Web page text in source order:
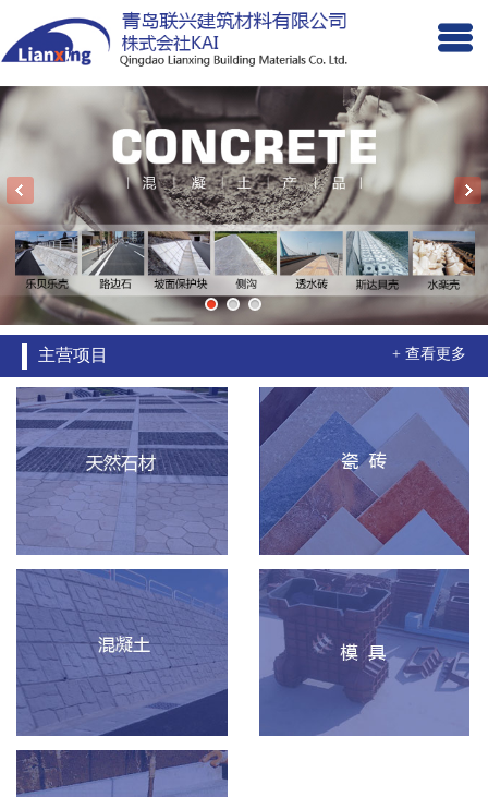
+ 查看更多
主营项目